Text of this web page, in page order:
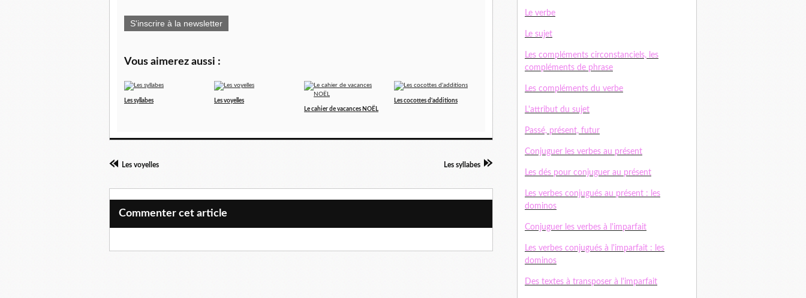
S'inscrire à la newsletter
Vous aimerez aussi :
Les syllabes
Les voyelles
Le cahier de vacances NOËL
Les cocottes d'additions
Les voyelles Les syllabes
Commenter cet article
Le verbe
Le sujet
Les compléments circonstanciels, les
compléments de phrase
Les compléments du verbe
L'attribut du sujet
Passé, présent, futur
Conjuguer les verbes au présent
Les dés pour conjuguer au présent
Les verbes conjugués au présent : les
dominos
Conjuguer les verbes à l'imparfait
Les verbes conjugués à l'imparfait : les
dominos
Des textes à transposer à l'imparfait